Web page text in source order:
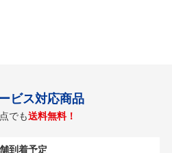
ビス対応商品
でも送料無料！
到着予定